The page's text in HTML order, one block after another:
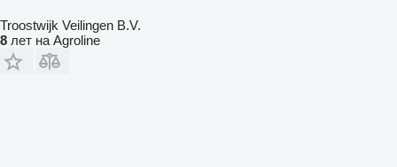
Troostwijk Veilingen B.V.
8 лет на Agroline